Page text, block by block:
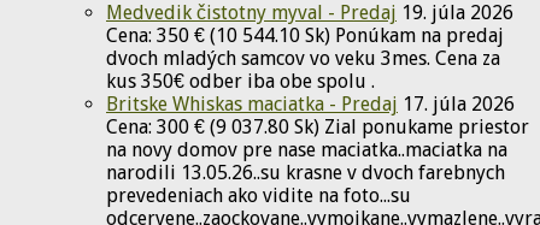
Medvedik čistotny myval - Predaj 19. júla 2026
Cena: 350 € (10 544.10 Sk) Ponúkam na predaj
dvoch mladých samcov vo veku 3mes. Cena za
kus 350€ odber iba obe spolu .
Britske Whiskas maciatka - Predaj 17. júla 2026
Cena: 300 € (9 037.80 Sk) Zial ponukame priestor
na novy domov pre nase maciatka..maciatka na
narodili 13.05.26..su krasne v dvoch farebnych
prevedeniach ako vidite na foto...su